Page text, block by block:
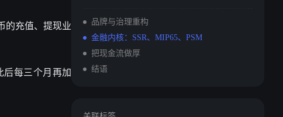
的充值、提现业
后每三个月再加
品牌与治理重构
金融内核：SSR、MIP65、PSM
把现金流做厚
结语